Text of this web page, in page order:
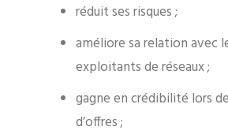
réduit ses risques ;
améliore sa relation avec
exploitants de réseaux ;
gagne en crédibilité lors
d’offres ;